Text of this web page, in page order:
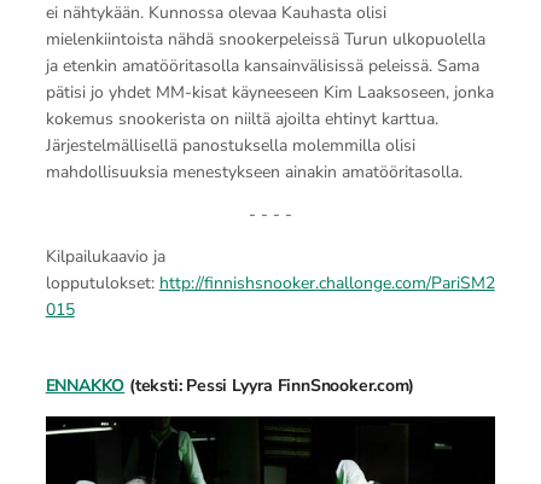
ei nähtykään. Kunnossa olevaa Kauhasta olisi
mielenkiintoista nähdä snookerpeleissä Turun ulkopuolella
ja etenkin amatööritasolla kansainvälisissä peleissä. Sama
pätisi jo yhdet MM-kisat käyneeseen Kim Laaksoseen, jonka
kokemus snookerista on niiltä ajoilta ehtinyt karttua.
Järjestelmällisellä panostuksella molemmilla olisi
mahdollisuuksia menestykseen ainakin amatööritasolla.
- - - -
Kilpailukaavio ja
lopputulokset: http://finnishsnooker.challonge.com/PariSM2
015
ENNAKKO (teksti: Pessi Lyyra FinnSnooker.com)